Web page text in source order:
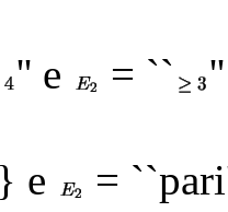
'' e = ``
e
=